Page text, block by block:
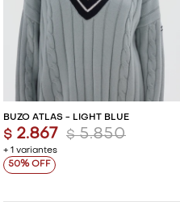
BUZO ATLAS - LIGHT BLUE
+ 1 variantes
$ 2.867 $ 5.850
50